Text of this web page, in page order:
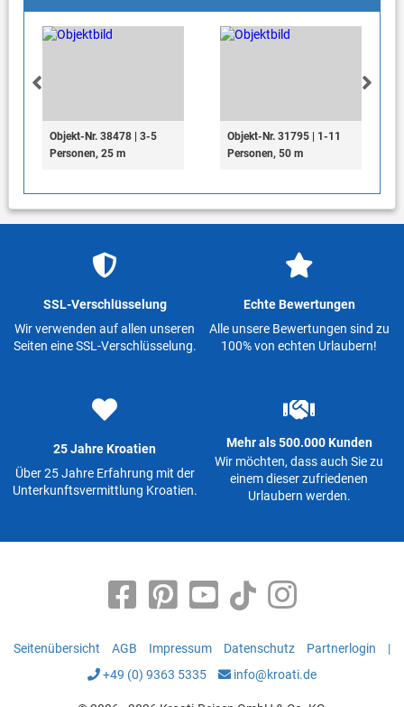
Objekt-Nr. 38478 | 3-5
Personen, 25 m
Objekt-Nr. 31795 | 1-11
Personen, 50 m
SSL-Verschlüsselung
Wir verwenden auf allen unseren
Seiten eine SSL-Verschlüsselung.
Echte Bewertungen
Alle unsere Bewertungen sind zu
100% von echten Urlaubern!
25 Jahre Kroatien
Über 25 Jahre Erfahrung mit der
Unterkunftsvermittlung Kroatien.
Mehr als 500.000 Kunden
Wir möchten, dass auch Sie zu
einem dieser zufriedenen
Urlaubern werden.
Seitenübersicht AGB Impressum Datenschutz Partnerlogin
|
+49 (0) 9363 5335
info@kroati.de